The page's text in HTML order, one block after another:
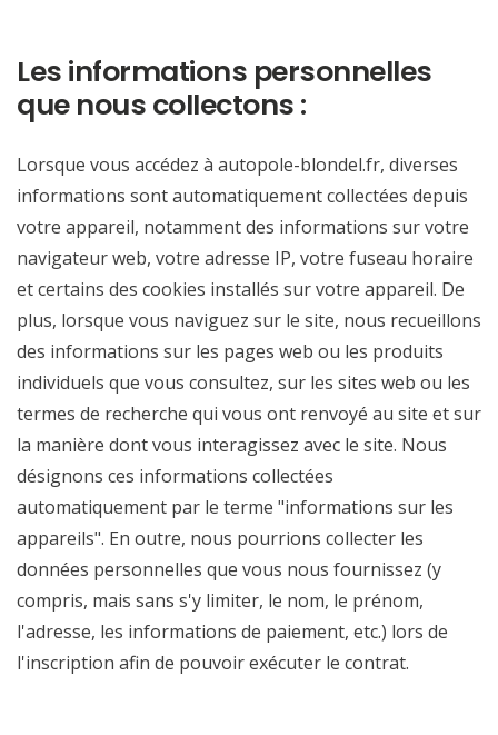
Les informations personnelles
que nous collectons :
Lorsque vous accédez à autopole-blondel.fr, diverses
informations sont automatiquement collectées depuis
votre appareil, notamment des informations sur votre
navigateur web, votre adresse IP, votre fuseau horaire
et certains des cookies installés sur votre appareil. De
plus, lorsque vous naviguez sur le site, nous recueillons
des informations sur les pages web ou les produits
individuels que vous consultez, sur les sites web ou les
termes de recherche qui vous ont renvoyé au site et sur
la manière dont vous interagissez avec le site. Nous
désignons ces informations collectées
automatiquement par le terme "informations sur les
appareils". En outre, nous pourrions collecter les
données personnelles que vous nous fournissez (y
compris, mais sans s'y limiter, le nom, le prénom,
l'adresse, les informations de paiement, etc.) lors de
l'inscription afin de pouvoir exécuter le contrat.